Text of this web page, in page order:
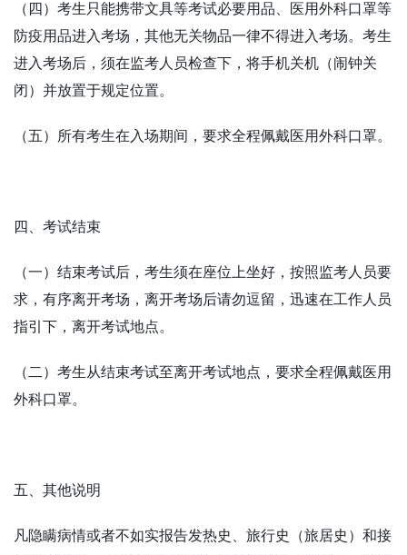
（四）考生只能携带文具等考试必要用品、医用外科口罩等
防疫用品进入考场，其他无关物品一律不得进入考场。考生
进入考场后，须在监考人员检查下，将手机关机（闹钟关
闭）并放置于规定位置。
（五）所有考生在入场期间，要求全程佩戴医用外科口罩。
四、考试结束
（一）结束考试后，考生须在座位上坐好，按照监考人员要
求，有序离开考场，离开考场后请勿逗留，迅速在工作人员
指引下，离开考试地点。
（二）考生从结束考试至离开考试地点，要求全程佩戴医用
外科口罩。
五、其他说明
凡隐瞒病情或者不如实报告发热史、旅行史（旅居史）和接